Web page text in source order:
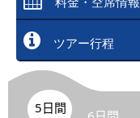
ツアー行程
5日間